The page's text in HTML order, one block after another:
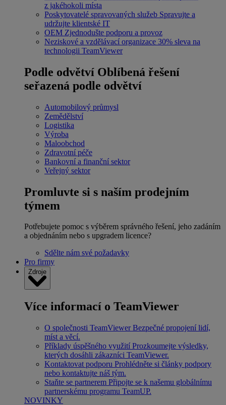
z jakéhokoli místa
Poskytovatelé spravovaných služeb Spravujte a
udržujte klientské IT
OEM Zjednodušte podporu a provoz
Neziskové a vzdělávací organizace 30% sleva na
technologii TeamViewer
Podle odvětví Oblíbená řešení
seřazená podle odvětví
Automobilový průmysl
Zemědělství
Logistika
Výroba
Maloobchod
Zdravotní péče
Bankovní a finanční sektor
Veřejný sektor
Promluvte si s naším prodejním
týmem
Potřebujete pomoc s výběrem správného řešení, jeho zadáním
a objednáním nebo s upgradem licence?
Sdělte nám své požadavky
Pro firmy
Zdroje
Více informací o TeamViewer
O společnosti TeamViewer Bezpečné propojení lidí,
míst a věcí.
Příklady úspěšného využití Prozkoumejte výsledky,
kterých dosáhli zákazníci TeamViewer.
Kontaktovat podporu Prohlédněte si články podpory
nebo kontaktujte náš tým.
Staňte se partnerem Připojte se k našemu globálnímu
partnerskému programu TeamUP.
NOVINKY